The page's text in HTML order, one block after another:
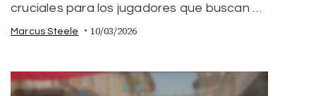
cruciales para los jugadores que buscan …
Marcus Steele 10/03/2026